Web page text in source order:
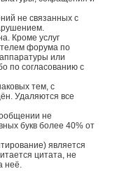
не связанных с
Кроме услуг
форума по
или
по согласованию с
тем, с
Удаляются все
не
букв более 40% от
является
цитата, не
неё.